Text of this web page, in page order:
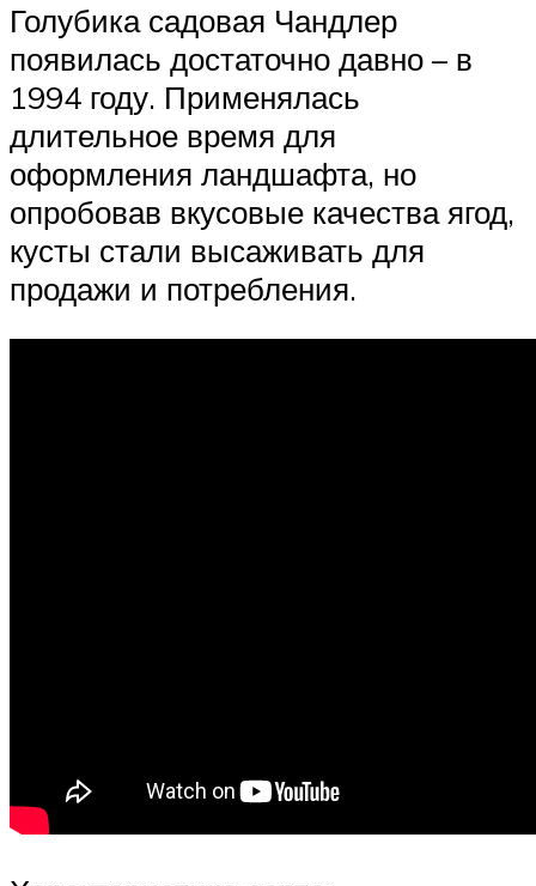
Голубика садовая Чандлер
появилась достаточно давно – в
1994 году. Применялась
длительное время для
оформления ландшафта, но
опробовав вкусовые качества ягод,
кусты стали высаживать для
продажи и потребления.